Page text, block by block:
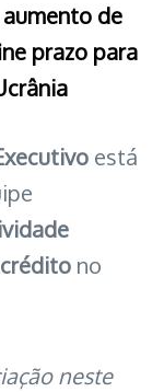
de
prazo para
está
no
neste